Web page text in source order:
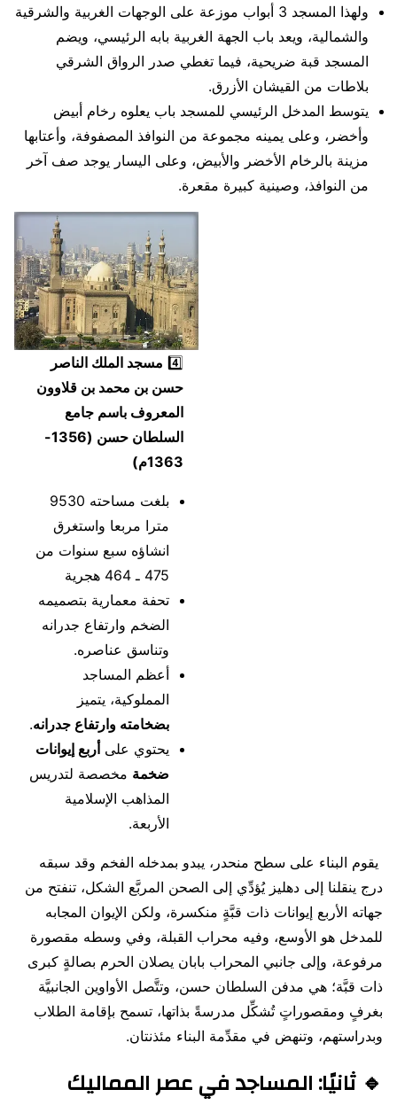
ولهذا المسجد 3 أبواب موزعة على الوجهات الغربية والشرقية
والشمالية، ويعد باب الجهة الغربية بابه الرئيسي، ويضم
المسجد قبة ضريحية، فيما تغطي صدر الرواق الشرقي
بلاطات من القيشان الأزرق.
يتوسط المدخل الرئيسي للمسجد باب يعلوه رخام أبيض
وأخضر، وعلى يمينه مجموعة من النوافذ المصفوفة، وأعتابها
مزينة بالرخام الأخضر والأبيض، وعلى اليسار يوجد صف آخر
من النوافذ، وصينية كبيرة مقعرة.
4️⃣ مسجد الملك الناصر
حسن بن محمد بن قلاوون
المعروف باسم جامع
السلطان حسن (1356-
1363م)
بلغت مساحته 9530
مترا مربعا واستغرق
انشاؤه سبع سنوات من
475 ـ 464 هجرية
تحفة معمارية بتصميمه
الضخم وارتفاع جدرانه
وتناسق عناصره.
أعظم المساجد
المملوكية، يتميز
بضخامته وارتفاع جدرانه.
يحتوي علىأربع إيوانات
ضخمة مخصصة لتدريس
المذاهب الإسلامية
الأربعة.
يقوم البناء على سطح منحدر، يبدو بمدخله الفخم وقد سبقه
درج ينقلنا إلى دهليز يُؤدِّي إلى الصحن المربَّع الشكل، تنفتح من
جهاته الأربع إيوانات ذات قبَّةٍ منكسرة، ولكن الإيوان المجابه
للمدخل هو الأوسع، وفيه محراب القبلة، وفي وسطه مقصورة
مرفوعة، وإلى جانبي المحراب بابان يصلان الحرم بصالةٍ كبرى
ذات قبَّة؛ هي مدفن السلطان حسن، وتتَّصل الأواوين الجانبيَّة
بغرفٍ ومقصوراتٍ تُشكِّل مدرسةً بذاتها، تسمح بإقامة الطلاب
وبدراستهم، وتنهض في مقدِّمة البناء مئذنتان.
🔹 ثانيًا: المساجد في عصر المماليك